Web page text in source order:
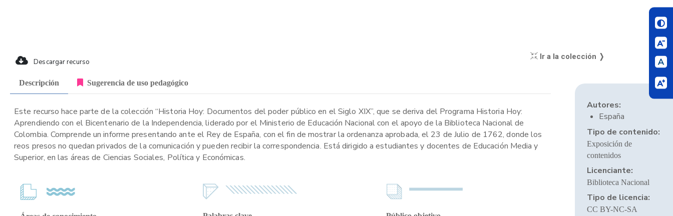
Descargar recurso
Ir a la colección ❭
Descripción Sugerencia de uso pedagógico
Este recurso hace parte de la colección “Historia Hoy: Documentos del poder público en el Siglo XIX”, que se deriva del Programa Historia Hoy:
Aprendiendo con el Bicentenario de la Independencia, liderado por el Ministerio de Educación Nacional con el apoyo de la Biblioteca Nacional de
Colombia. Comprende un informe presentando ante el Rey de España, con el fin de mostrar la ordenanza aprobada, el 23 de Julio de 1762, donde los
reos presos no quedan privados de la comunicación y pueden recibir la correspondencia. Está dirigido a estudiantes y docentes de Educación Media y
Superior, en las áreas de Ciencias Sociales, Política y Económicas.
Autores:
España
Tipo de contenido:
Exposición de
contenidos
Licenciante:
Biblioteca Nacional
Tipo de licencia:
CC BY-NC-SA